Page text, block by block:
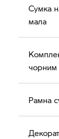
Сумка
мала
чорним
Рамна